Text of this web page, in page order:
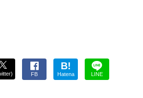
FB
B!
Hatena LINE